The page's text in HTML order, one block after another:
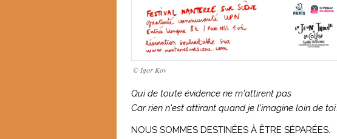
© Igor Kov
Qui de toute évidence ne m'attirent pas
Car rien n'est attirant quand je l'imagine loin de toi.
NOUS SOMMES DESTINÉES À ÊTRE SÉPARÉES.